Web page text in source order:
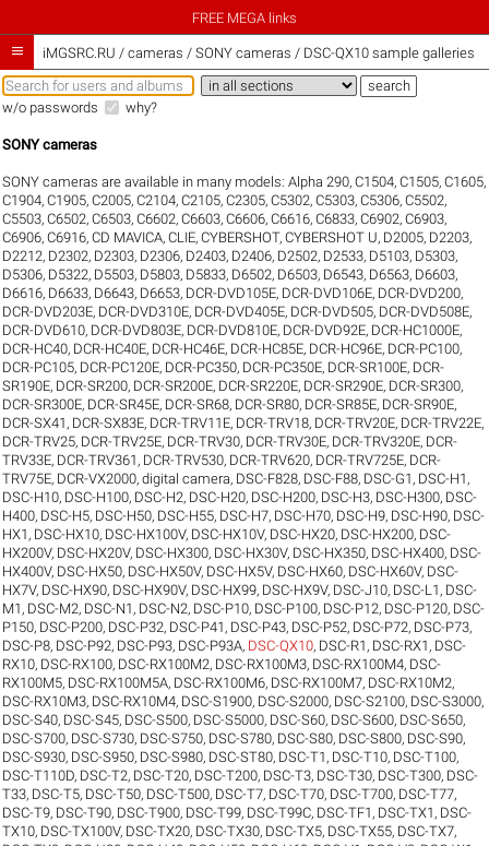
FREE MEGA links
 iMGSRC.RU / cameras / SONY cameras / DSC-QX10 sample galleries
w/o passwords why?
SONY cameras
SONY cameras are available in many models:Alpha 290,C1504,C1505,C1605,
C1904,C1905,C2005,C2104,C2105,C2305,C5302,C5303,C5306,C5502,
C5503,C6502,C6503,C6602,C6603,C6606,C6616,C6833,C6902,C6903,
C6906,C6916,CD MAVICA,CLIE,CYBERSHOT,CYBERSHOT U, D2005, D2203,
D2212, D2302, D2303, D2306, D2403, D2406, D2502, D2533, D5103, D5303,
D5306, D5322, D5503, D5803, D5833, D6502, D6503, D6543, D6563, D6603,
D6616, D6633, D6643, D6653, DCR-DVD105E, DCR-DVD106E, DCR-DVD200,
DCR-DVD203E, DCR-DVD310E, DCR-DVD405E, DCR-DVD505, DCR-DVD508E,
DCR-DVD610, DCR-DVD803E, DCR-DVD810E, DCR-DVD92E, DCR-HC1000E,
DCR-HC40, DCR-HC40E, DCR-HC46E, DCR-HC85E, DCR-HC96E, DCR-PC100,
DCR-PC105, DCR-PC120E, DCR-PC350, DCR-PC350E, DCR-SR100E, DCR-
SR190E, DCR-SR200, DCR-SR200E, DCR-SR220E, DCR-SR290E, DCR-SR300,
DCR-SR300E, DCR-SR45E, DCR-SR68, DCR-SR80, DCR-SR85E, DCR-SR90E,
DCR-SX41 , DCR-SX83E, DCR-TRV11E, DCR-TRV18, DCR-TRV20E, DCR-TRV22E,
DCR-TRV25, DCR-TRV25E, DCR-TRV30, DCR-TRV30E, DCR-TRV320E, DCR-
TRV33E, DCR-TRV361 , DCR-TRV530, DCR-TRV620, DCR-TRV725E, DCR-
TRV75E, DCR-VX2000,digital camera, DSC-F828, DSC-F88, DSC-G1 , DSC-H1 ,
DSC-H10, DSC-H100, DSC-H2, DSC-H20, DSC-H200, DSC-H3, DSC-H300, DSC-
H400, DSC-H5, DSC-H50, DSC-H55, DSC-H7, DSC-H70, DSC-H9, DSC-H90, DSC-
HX1 , DSC-HX10, DSC-HX100V, DSC-HX10V, DSC-HX20, DSC-HX200, DSC-
HX200V, DSC-HX20V, DSC-HX300, DSC-HX30V, DSC-HX350, DSC-HX400, DSC-
HX400V, DSC-HX50, DSC-HX50V, DSC-HX5V, DSC-HX60, DSC-HX60V, DSC-
HX7V, DSC-HX90, DSC-HX90V, DSC-HX99, DSC-HX9V, DSC-J10, DSC-L1 , DSC-
M1 , DSC-M2, DSC-N1 , DSC-N2, DSC-P10, DSC-P100, DSC-P12, DSC-P120, DSC-
P150, DSC-P200, DSC-P32, DSC-P41 , DSC-P43, DSC-P52, DSC-P72, DSC-P73,
DSC-P8, DSC-P92, DSC-P93, DSC-P93A, DSC-QX10, DSC-R1 , DSC-RX1 , DSC-
RX10, DSC-RX100, DSC-RX100M2, DSC-RX100M3, DSC-RX100M4, DSC-
RX100M5, DSC-RX100M5A, DSC-RX100M6, DSC-RX100M7, DSC-RX10M2,
DSC-RX10M3, DSC-RX10M4, DSC-S1900, DSC-S2000, DSC-S2100, DSC-S3000,
DSC-S40, DSC-S45, DSC-S500, DSC-S5000, DSC-S60, DSC-S600, DSC-S650,
DSC-S700, DSC-S730, DSC-S750, DSC-S780, DSC-S80, DSC-S800, DSC-S90,
DSC-S930, DSC-S950, DSC-S980, DSC-ST80, DSC-T1 , DSC-T10, DSC-T100,
DSC-T110D, DSC-T2, DSC-T20, DSC-T200, DSC-T3, DSC-T30, DSC-T300, DSC-
T33, DSC-T5, DSC-T50, DSC-T500, DSC-T7, DSC-T70, DSC-T700, DSC-T77,
DSC-T9, DSC-T90, DSC-T900, DSC-T99, DSC-T99C, DSC-TF1 , DSC-TX1 , DSC-
TX10, DSC-TX100V, DSC-TX20, DSC-TX30, DSC-TX5, DSC-TX55, DSC-TX7,